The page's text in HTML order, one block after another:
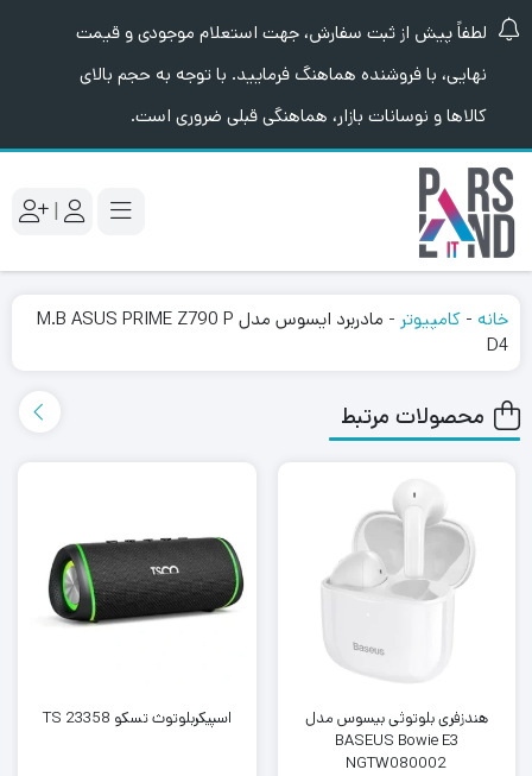
لطفاً پیش از ثبت سفارش، جهت استعلام موجودی و قیمت
نهایی، با فروشنده هماهنگ فرمایید. با توجه به حجم بالای
کالاها و نوسانات بازار، هماهنگی قبلی ضروری است.
|
خانه - کامپیوتر -
مادربرد ایسوس مدل M.B ASUS PRIME Z790 P
D4
محصولات مرتبط
هندزفری بلوتوثی بیسوس مدل
BASEUS Bowie E3
NGTW080002
اسپیکربلوتوث تسکو TS 23358